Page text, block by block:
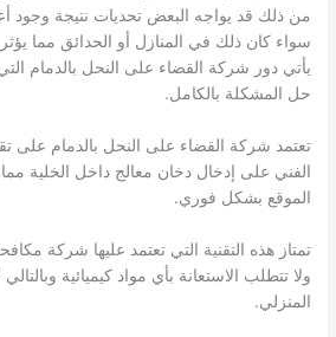
من ذلك قد يواجه البعض تحديات نتيجة وجود
سواء كان ذلك في المنازل أو الحدائق مما يؤثر
يأتي دور شركة القضاء على النحل بالدمام
حل المشكلة بالكامل.
تعتمد شركة القضاء على النحل بالدمام على
الفني على إدخال دخان معالج داخل الخلية
الموقع بشكل فوري.
تمتاز هذه التقنية التي تعتمد عليها شركة
ولا تتطلب الاستعانة بأي مواد كيميائية
المنزلي.